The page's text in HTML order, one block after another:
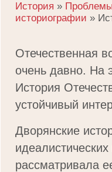
История »
историографии »
Отечественная
очень давно. На
История
устойчивый
Дворянские
рассматривала